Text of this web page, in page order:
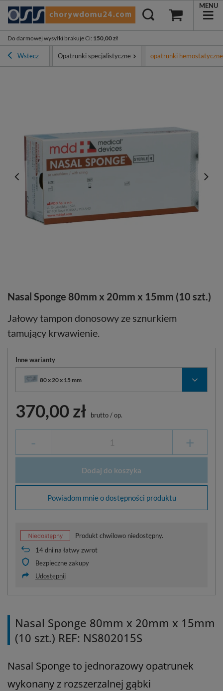
Do darmowej wysyłki brakuje Ci: 150,00 zł
MENU
Wstecz Opatrunki specjalistyczne opatrunki hemostatyczne
Nasal Sponge 80mm x 20mm x 15mm (10 szt.)
Jałowy tampon donosowy ze sznurkiem
tamujący krwawienie.
Inne warianty
80 x 20 x 15 mm
370,00 zł brutto/op.
- +
Dodaj do koszyka
Powiadom mnie o dostępności produktu
Produkt chwilowo niedostępny.
14dni na łatwy zwrot
Bezpieczne zakupy
Udostępnij
Nasal Sponge 80mm x 20mm x 15mm
(10 szt.) REF: NS802015S
Nasal Sponge to jednorazowy opatrunek
wykonany z rozszerzalnej gąbki